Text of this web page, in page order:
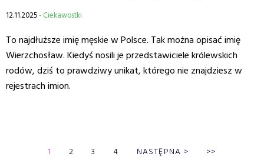
12.11.2025- Ciekawostki
To najdłuższe imię męskie w Polsce. Tak można opisać imię
Wierzchosław. Kiedyś nosili je przedstawiciele królewskich
rodów, dziś to prawdziwy unikat, którego nie znajdziesz w
rejestrach imion.
1 2 3 4 NASTĘPNA > >>